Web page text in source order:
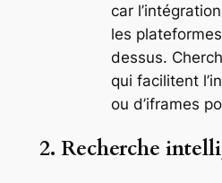
car
les
dessus.
qui facilitent
ou d’iframes
2. Recherche